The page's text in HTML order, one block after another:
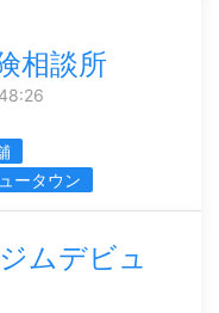
相談所
ータウン
ムデビュ